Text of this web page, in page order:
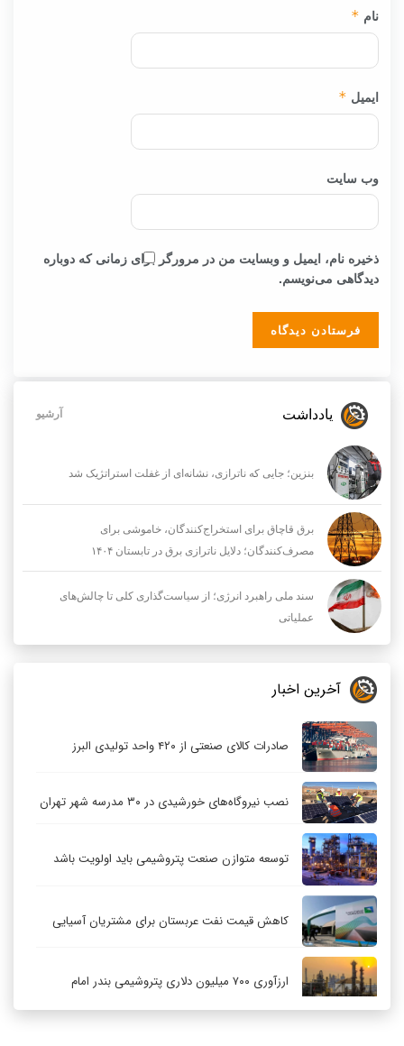
نام *
ایمیل *
وب‌ سایت
ذخیره نام، ایمیل و وبسایت من در مرورگر برای زمانی که دوباره
دیدگاهی می‌نویسم.
یادداشت آرشیو
بنزین؛ جایی که ناترازی، نشانه‌ای از غفلت استراتژیک شد
برق قاچاق برای استخراج‌کنندگان، خاموشی برای
مصرف‌کنندگان؛ دلایل ناترازی برق در تابستان ۱۴۰۴
سند ملی راهبرد انرژی؛ از سیاست‌گذاری کلی تا چالش‌های
عملیاتی
آخرین اخبار
صادرات کالای صنعتی از ۴۲۰ واحد تولیدی البرز
نصب نیروگاه‌های خورشیدی در ۳۰ مدرسه شهر تهران
توسعه متوازن صنعت پتروشیمی باید اولویت باشد
کاهش قیمت نفت عربستان برای مشتریان آسیایی
ارزآوری ۷۰۰ میلیون دلاری پتروشیمی بندر امام